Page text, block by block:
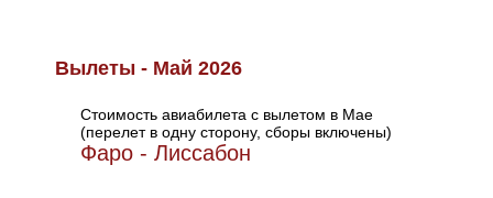
Вылеты - Май 2026
Стоимость авиабилета с вылетом в Мае
(перелет в одну сторону, сборы включены)
Фаро - Лиссабон